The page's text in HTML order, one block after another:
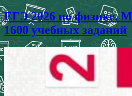
ЕГЭ 2026 по физике.
1600 учебных заданий